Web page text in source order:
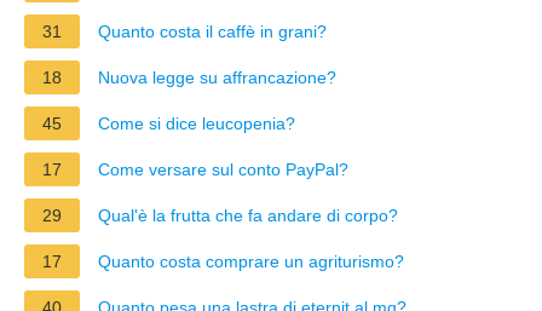
31 Quanto costa il caffè in grani?
18 Nuova legge su affrancazione?
45 Come si dice leucopenia?
17 Come versare sul conto PayPal?
29 Qual'è la frutta che fa andare di corpo?
17 Quanto costa comprare un agriturismo?
40 Quanto pesa una lastra di eternit al mq?